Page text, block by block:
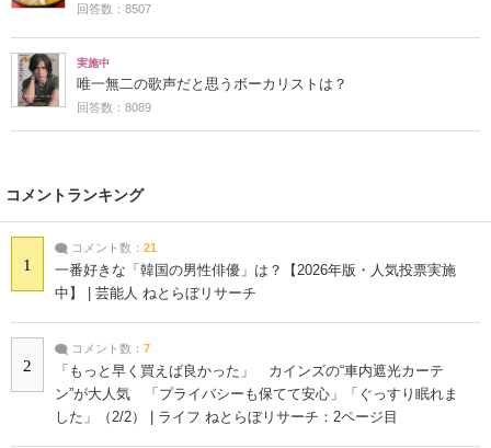
回答数：8507
実施中
唯一無二の歌声だと思うボーカリストは？
回答数：8089
コメントランキング
1
コメント数： 21
一番好きな「韓国の男性俳優」は？【2026年版・人気投票実施
中】 | 芸能人 ねとらぼリサーチ
2
コメント数： 7
「もっと早く買えば良かった」 カインズの“車内遮光カーテ
ン”が大人気 「プライバシーも保てて安心」「ぐっすり眠れま
した」（2/2） | ライフ ねとらぼリサーチ：2ページ目